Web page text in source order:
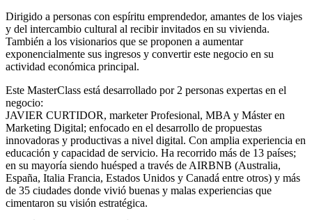
Dirigido a personas con espíritu emprendedor, amantes de los viajes
y del intercambio cultural al recibir invitados en su vivienda.
También a los visionarios que se proponen a aumentar
exponencialmente sus ingresos y convertir este negocio en su
actividad económica principal.
Este MasterClass está desarrollado por 2 personas expertas en el
negocio:
JAVIER CURTIDOR, marketer Profesional, MBA y Máster en
Marketing Digital; enfocado en el desarrollo de propuestas
innovadoras y productivas a nivel digital. Con amplia experiencia en
educación y capacidad de servicio. Ha recorrido más de 13 países;
en su mayoría siendo huésped a través de AIRBNB (Australia,
España, Italia Francia, Estados Unidos y Canadá entre otros) y más
de 35 ciudades donde vivió buenas y malas experiencias que
cimentaron su visión estratégica.